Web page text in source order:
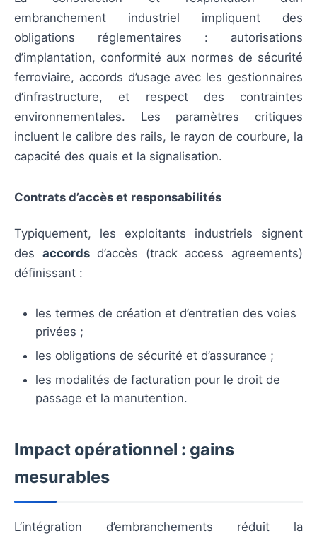
embranchement industriel impliquent des
obligations réglementaires : autorisations
d’implantation, conformité aux normes de sécurité
ferroviaire, accords d’usage avec les gestionnaires
d’infrastructure, et respect des contraintes
environnementales. Les paramètres critiques
incluent le calibre des rails, le rayon de courbure, la
capacité des quais et la signalisation.
Contrats d’accès et responsabilités
Typiquement, les exploitants industriels signent
des accordsd’accès (track access agreements)
définissant :
les termes de création et d’entretien des voies
privées ;
les obligations de sécurité et d’assurance ;
les modalités de facturation pour le droit de
passage et la manutention.
Impact opérationnel : gains
mesurables
L’intégration d’embranchements réduit la